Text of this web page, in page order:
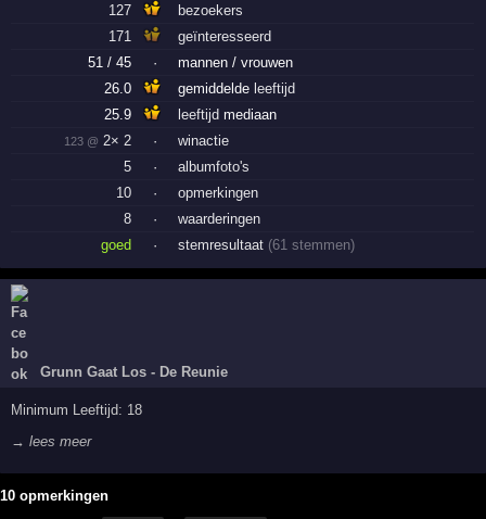
127
bezoekers
171
geïnteresseerd
51 / 45
·
mannen / vrouwen
26.0
gemiddelde leeftijd
25.9
leeftijd mediaan
123 @ 2× 2 ·
winactie
5
·
albumfoto's
10
·
opmerkingen
8
·
waarderingen
goed
· stemresultaat (61 stemmen)
Grunn Gaat Los - De Reunie
Minimum Leeftijd: 18
→ lees meer
10 opmerkingen